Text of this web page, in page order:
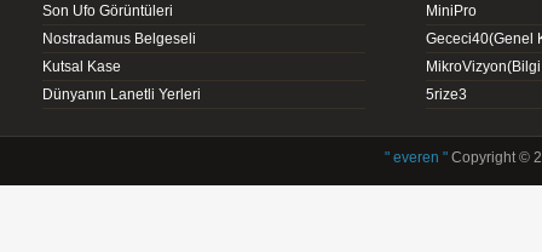
Son Ufo Görüntüleri
Nostradamus Belgeseli
Kutsal Kase
Dünyanın Lanetli Yerleri
MiniPro
Gececi40(Genel
5rize3
" everen "Copyright ©